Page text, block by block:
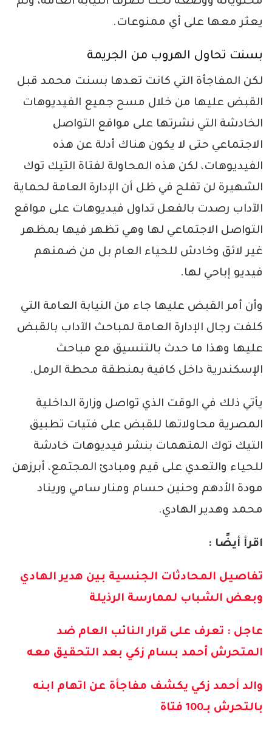
يعثر معها على أي ممنوعات.
بسنت تحاول الهروب من الجريمة
لكن المفاجأة التي كانت تعدها بسنت محمد قبل
القبض عليها من خلال مسح جميع الفيديوهات
الخادشة التي نشرتها على مواقع التواصل
الاجتماعي حتى لا يكون هناك أدلة عن هذه
الفيديوهات، لكن هذه المحاولة لفتاة التيك توك
الشهيرة لن تفلح في ظل أن الإدارة العامة لحماية
الآداب رصدت بالفعل تداول فيديوهات على مواقع
التواصل الاجتماعي لها وهي تظهر فيها بمظهر
غير لائق وخادش للحياء العام بل من ضمنهم
فيديو إباحي لها.
وأن أمر القبض عليها جاء من النيابة العامة التي
كلفت رجال الإدارة العامة لمباحث الآداب بالقبض
عليها وهذا ما حدث بالتنسيق مع مباحث
الإسكندرية داخل كافية بمنطقة محطة الرمل.
يأتي ذلك في الوقت الذي تواصل وزارة الداخلية
المصرية محاولاتها للقبض على فتيات تطبيق
التيك توك المتهمات بنشر فيديوهات خادشة
للحياء والتعدي على قيم ومبادئ المجتمع، أبرزهن
مودة الأدهم وحنين حسام ومنار سامي وريناد
محمد وهدير الهادي.
اقرأ أيضًا :
تفاصيل المحادثات الجنسية بين هدير الهادي
وبعض الشباب لممارسة الرذيلة
عاجل : تعرف على قرار النائب العام ضد
المتحرش أحمد بسام زكي بعد التحقيق معه
والد أحمد زكي يكشف مفاجأة عن اتهام ابنه
بالتحرش بـ100 فتاة